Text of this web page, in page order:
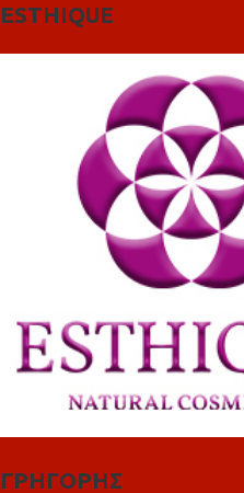
ESTHIQUE
ΓΡΗΓΟΡΗΣ